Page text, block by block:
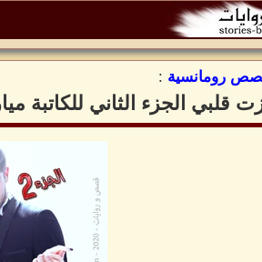
رومانسية :
قلبي الجزء الثاني للكاتبة